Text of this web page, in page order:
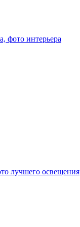
фото интерьера
лучшего освещения